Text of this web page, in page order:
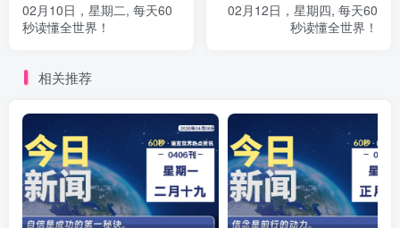
02月10日，星期二, 每天60
秒读懂全世界！
02月12日，星期四, 每天60
秒读懂全世界！
相关推荐